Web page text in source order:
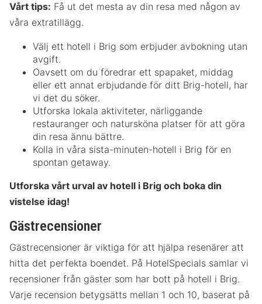
Vårt tips: Få ut det mesta av din resa med någon av
våra extratillägg.
Välj ett hotell i Brig som erbjuder avbokning utan
avgift.
Oavsett om du föredrar ett spapaket, middag
eller ett annat erbjudande för ditt Brig-hotell, har
vi det du söker.
Utforska lokala aktiviteter, närliggande
restauranger och natursköna platser för att göra
din resa ännu bättre.
Kolla in våra sista-minuten-hotell i Brig för en
spontan getaway.
Utforska vårt urval av hotell i Brig och boka din
vistelse idag!
Gästrecensioner
Gästrecensioner är viktiga för att hjälpa resenärer att
hitta det perfekta boendet. På HotelSpecials samlar vi
recensioner från gäster som har bott på hotell i Brig.
Varje recension betygsätts mellan 1 och 10, baserat på